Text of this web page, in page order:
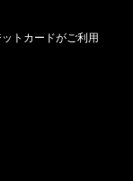
トカードがご利用